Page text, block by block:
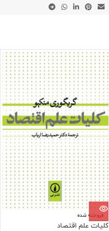
فروخته شده
کلیات علم اقتصاد